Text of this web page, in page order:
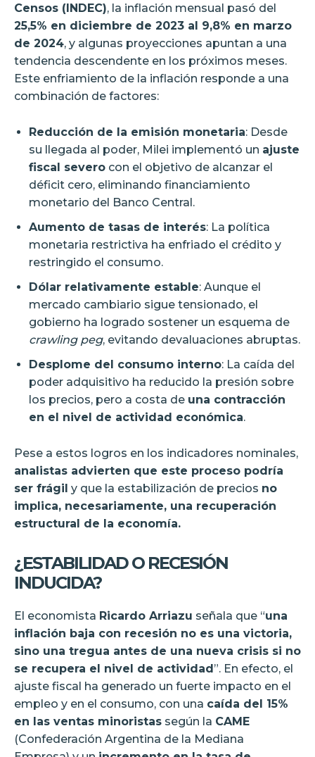
Censos (INDEC), la inflación mensual pasó del
25,5% en diciembre de 2023 al 9,8% en marzo
de 2024, y algunas proyecciones apuntan a una
tendencia descendente en los próximos meses.
Este enfriamiento de la inflación responde a una
combinación de factores:
Reducción de la emisión monetaria: Desde
su llegada al poder, Milei implementó un ajuste
fiscal severo con el objetivo de alcanzar el
déficit cero, eliminando financiamiento
monetario del Banco Central.
Aumento de tasas de interés: La política
monetaria restrictiva ha enfriado el crédito y
restringido el consumo.
Dólar relativamente estable: Aunque el
mercado cambiario sigue tensionado, el
gobierno ha logrado sostener un esquema de
crawling peg, evitando devaluaciones abruptas.
Desplome del consumo interno: La caída del
poder adquisitivo ha reducido la presión sobre
los precios, pero a costa de una contracción
en el nivel de actividad económica.
Pese a estos logros en los indicadores nominales,
analistas advierten que este proceso podría
ser frágil y que la estabilización de precios no
implica, necesariamente, una recuperación
estructural de la economía.
¿ESTABILIDAD O RECESIÓN
INDUCIDA?
El economista Ricardo Arriazu señala que “una
inflación baja con recesión no es una victoria,
sino una tregua antes de una nueva crisis si no
se recupera el nivel de actividad”. En efecto, el
ajuste fiscal ha generado un fuerte impacto en el
empleo y en el consumo, con una caída del 15%
en las ventas minoristas según la CAME
(Confederación Argentina de la Mediana